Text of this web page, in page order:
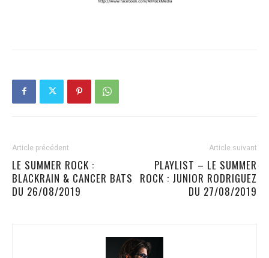
Article précédent
LE SUMMER ROCK :
BLACKRAIN & CANCER BATS
DU 26/08/2019
Article suivant
PLAYLIST – LE SUMMER
ROCK : JUNIOR RODRIGUEZ
DU 27/08/2019